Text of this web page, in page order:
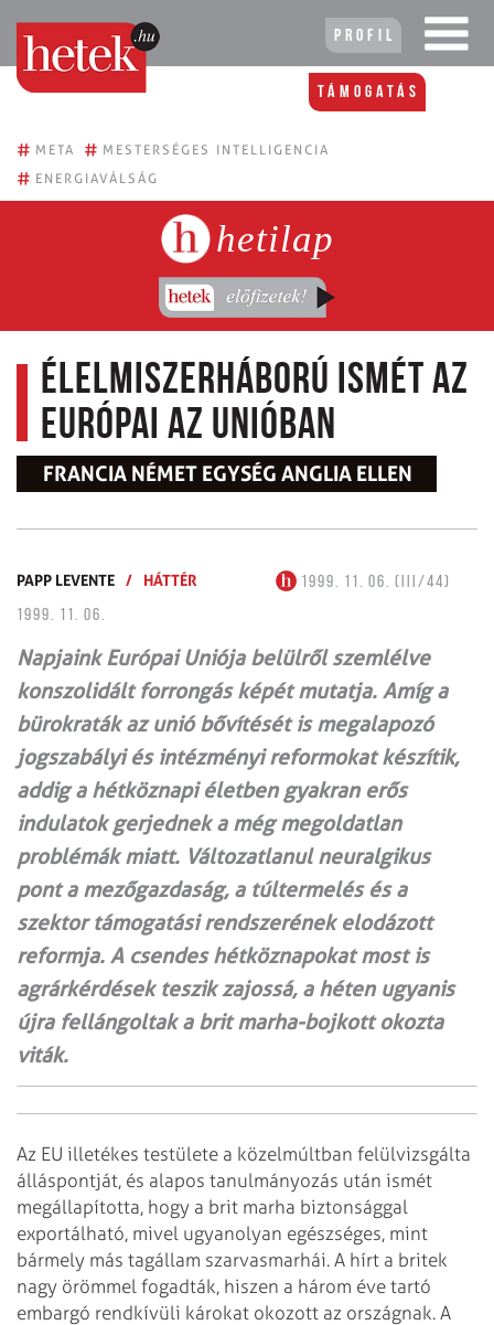
Profil
Támogatás
# META # MESTERSÉGES INTELLIGENCIA
# ENERGIAVÁLSÁG
hetilap
Élelmiszerháború ismét az
Európai az Unióban
FRANCIA NÉMET EGYSÉG ANGLIA ELLEN
PAPP LEVENTE / HÁTTÉR
1999. 11. 06. (III/44)
1999. 11. 06.
Napjaink Európai Uniója belülről szemlélve
konszolidált forrongás képét mutatja. Amíg a
bürokraták az unió bővítését is megalapozó
jogszabályi és intézményi reformokat készítik,
addig a hétköznapi életben gyakran erős
indulatok gerjednek a még megoldatlan
problémák miatt. Változatlanul neuralgikus
pont a mezőgazdaság, a túltermelés és a
szektor támogatási rendszerének elodázott
reformja. A csendes hétköznapokat most is
agrárkérdések teszik zajossá, a héten ugyanis
újra fellángoltak a brit marha-bojkott okozta
viták.
Az EU illetékes testülete a közelmúltban felülvizsgálta
álláspontját, és alapos tanulmányozás után ismét
megállapította, hogy a brit marha biztonsággal
exportálható, mivel ugyanolyan egészséges, mint
bármely más tagállam szarvasmarhái. A hírt a britek
nagy örömmel fogadták, hiszen a három éve tartó
embargó rendkívüli károkat okozott az országnak. A